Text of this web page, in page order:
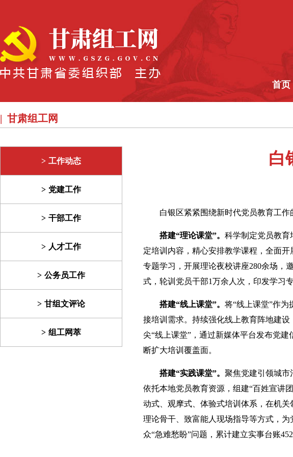
首页
甘肃组工网
工作动态
党建工作
干部工作
人才工作
公务员工作
甘组文评论
组工网萃
白
白银区紧紧围绕新时代党员教育工
搭建“理论课堂”。 科学制定党员教育
定培训内容，精心安排教学课程，全面
专题学习，开展理论夜校讲座280余场，
式，轮训党员干部1万余人次，印发学习
搭建“线上课堂”。 将“线上课堂”作
接培训需求。持续强化线上教育阵地建
尖“线上课堂”，通过新媒体平台发布党
断扩大培训覆盖面。
搭建“实践课堂”。 聚焦党建引领城市
依托本地党员教育资源，组建“百姓宣讲
动式、观摩式、体验式培训体系，在机
理论骨干、致富能人现场指导等方式，
众“急难愁盼”问题，累计建立实事台账